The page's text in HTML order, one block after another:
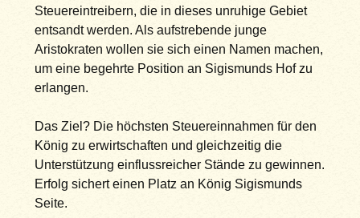
Steuereintreibern, die in dieses unruhige Gebiet
entsandt werden. Als aufstrebende junge
Aristokraten wollen sie sich einen Namen machen,
um eine begehrte Position an Sigismunds Hof zu
erlangen.
Das Ziel? Die höchsten Steuereinnahmen für den
König zu erwirtschaften und gleichzeitig die
Unterstützung einflussreicher Stände zu gewinnen.
Erfolg sichert einen Platz an König Sigismunds
Seite.